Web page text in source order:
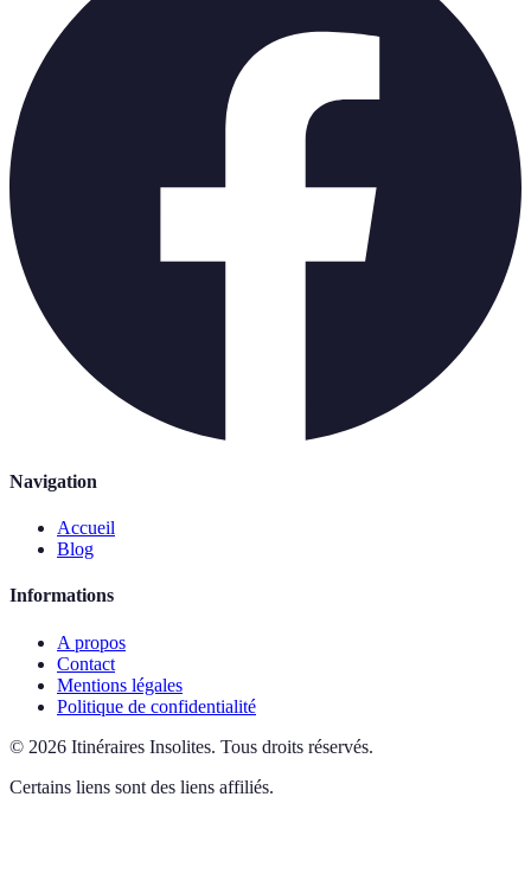
Navigation
Accueil
Blog
Informations
A propos
Contact
Mentions légales
Politique de confidentialité
© 2026 Itinéraires Insolites. Tous droits réservés.
Certains liens sont des liens affiliés.